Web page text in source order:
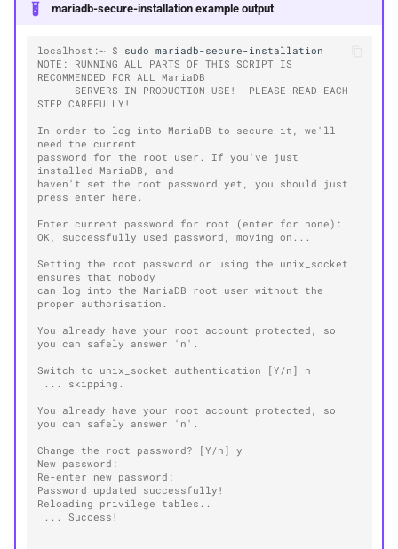
mariadb-secure-installation example output
localhost:~ $ sudo
NOTE: RUNNING ALL PARTS OF THIS SCRIPT IS
RECOMMENDED FOR ALL MariaDB
      SERVERS IN PRODUCTION USE!  PLEASE READ EACH
STEP CAREFULLY!
In order to log into MariaDB to secure it, we'll
need the current
password for the root user. If you've just
installed MariaDB, and
haven't set the root password yet, you should just
press enter here.
Enter current password for root (enter for none):
OK, successfully used password, moving on...
Setting the root password or using the unix_socket
ensures that nobody
can log into the MariaDB root user without the
proper authorisation.
You already have your root account protected, so
you can safely answer 'n'.
Switch to unix_socket authentication [Y/n] n
... skipping.
You already have your root account protected, so
you can safely answer 'n'.
Change the root password? [Y/n] y
New password:
Re-enter new password:
Password updated successfully!
Reloading privilege tables..
... Success!